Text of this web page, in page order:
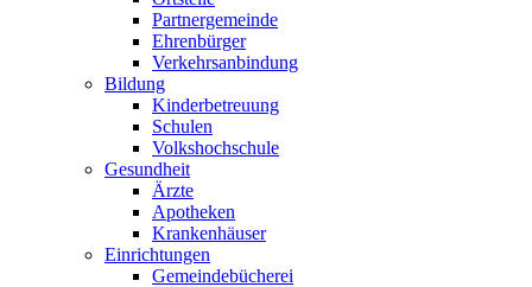
Partnergemeinde
Ehrenbürger
Verkehrsanbindung
Bildung
Kinderbetreuung
Schulen
Volkshochschule
Gesundheit
Ärzte
Apotheken
Krankenhäuser
Einrichtungen
Gemeindebücherei